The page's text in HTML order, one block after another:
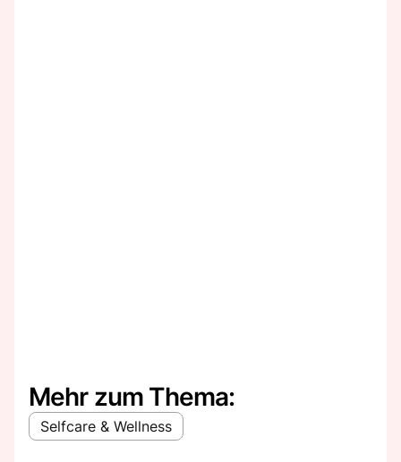
Mehr zum Thema:
Selfcare & Wellness